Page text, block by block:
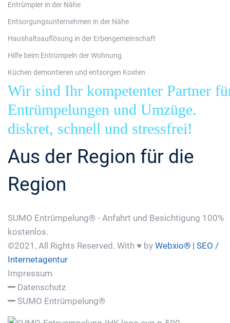
Entrümpler in der Nähe
Entsorgungsunternehmen in der Nähe
Haushaltsauflösung in der Erbengemeinschaft
Hilfe beim Entrümpeln der Wohnung
Küchen demontieren und entsorgen Kosten
Wir sind Ihr kompetenter Partner
Entrümpelungen und Umzüge.
diskret, schnell und stressfrei!
Aus der Region für die
Region
SUMO Entrümpelung® - Anfahrt und Besichtigung 100%
kostenlos.
©2021, All Rights Reserved. With ♥ by Webxio® | SEO /
Internetagentur
Impressum
Datenschutz
SUMO Entrümpelung®